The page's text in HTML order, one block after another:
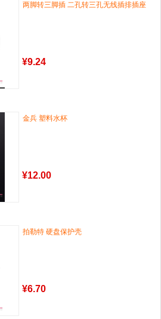
两脚转三脚插 二孔转三孔无线插排插座
¥9.24
金兵 塑料水杯
¥12.00
拍勒特 硬盘保护壳
¥6.70